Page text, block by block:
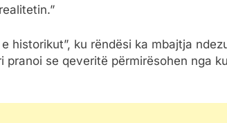
historikut”, ku rëndësi ka mbajtja
se qeveritë përmirësohen nga